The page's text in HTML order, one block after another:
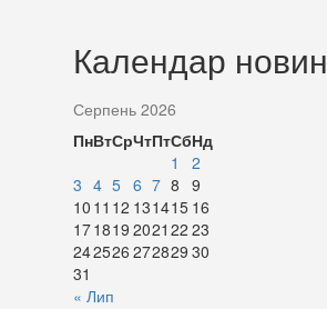
Календар новин
Серпень 2026
ПнВтСрЧтПтСбНд
1
2
3 4 5 6 7 8 9
10 11 12 131415 16
171819 2021 22 23
242526 272829 30
31
« Лип